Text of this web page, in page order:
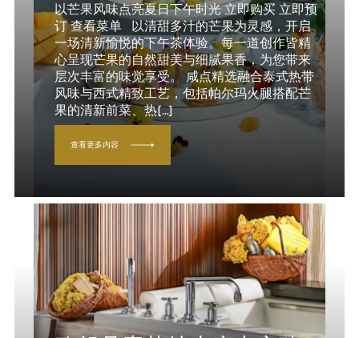
以芒果风味点亮夏日下午时光 立即购买 立即预
订 查看菜单 以清甜多汁的芒果为灵感，开启
一场清新愉悦的下午茶体验。每一道创作皆精
心呈现芒果的自然甜美与细腻果香，为您带来
层次丰富的味觉享受。 咸点精选融合泰式热带
风味与西式精致工艺，包括帕尔玛火腿搭配芒
果的清新前菜、热[...]
查看更多内容